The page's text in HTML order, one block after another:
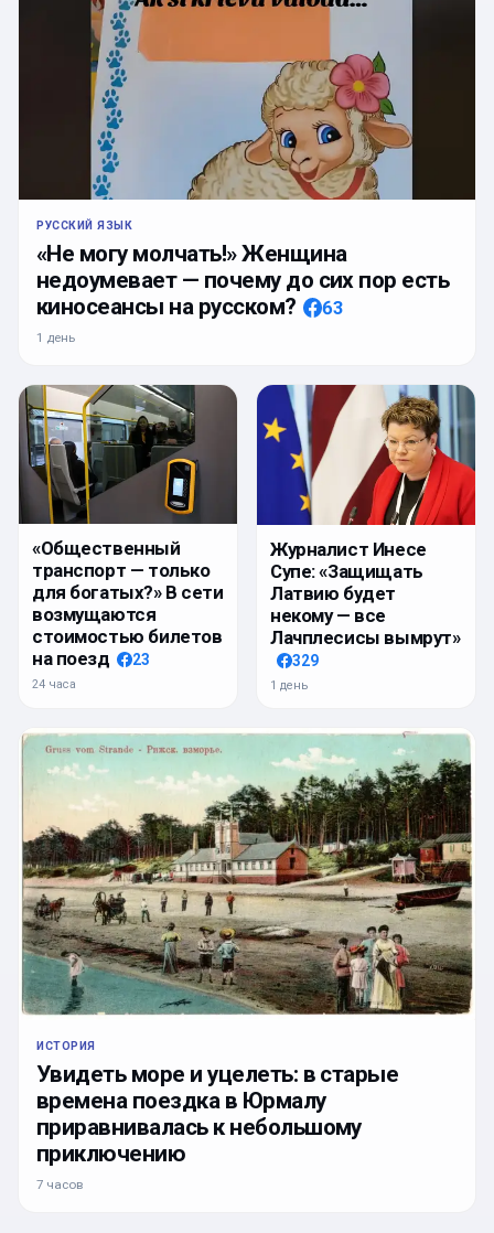
РУССКИЙ ЯЗЫК
«Не могу молчать!» Женщина
недоумевает — почему до сих пор есть
киносеансы на русском?
63
1 день
«Общественный
транспорт — только
для богатых?» В сети
возмущаются
стоимостью билетов
на поезд
23
24 часа
Журналист Инесе
Супе: «Защищать
Латвию будет
некому — все
Лачплесисы вымрут»
329
1 день
ИСТОРИЯ
Увидеть море и уцелеть: в старые
времена поездка в Юрмалу
приравнивалась к небольшому
приключению
7 часов